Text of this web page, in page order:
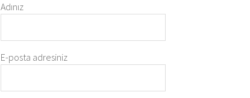
Adınız
E-posta adresiniz